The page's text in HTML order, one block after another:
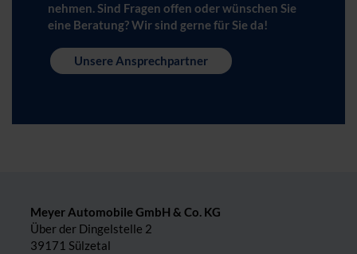
nehmen. Sind Fragen offen oder wünschen Sie
eine Beratung? Wir sind gerne für Sie da!
Unsere Ansprechpartner
Meyer Automobile GmbH & Co. KG
Über der Dingelstelle 2
39171 Sülzetal